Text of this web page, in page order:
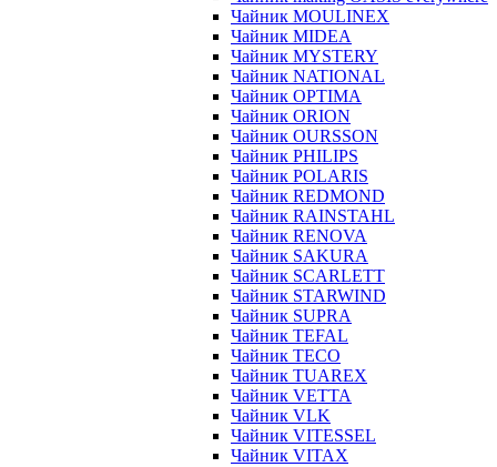
Чайник MOULINEX
Чайник MIDEA
Чайник MYSTERY
Чайник NATIONAL
Чайник OPTIMA
Чайник ORION
Чайник OURSSON
Чайник PHILIPS
Чайник POLARIS
Чайник REDMOND
Чайник RAINSTAHL
Чайник RENOVA
Чайник SAKURA
Чайник SCARLETT
Чайник STARWIND
Чайник SUPRA
Чайник TEFAL
Чайник TECO
Чайник TUAREX
Чайник VETTA
Чайник VLK
Чайник VITESSEL
Чайник VITAX